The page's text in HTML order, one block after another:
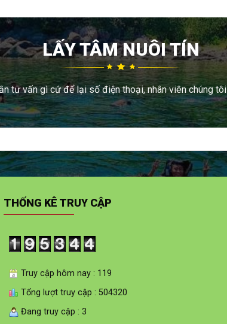
LẤY TÂM NUÔI TÍN
tư vấn gì cứ để lại số điện thoại, nhân viên chúng
THỐNG KÊ TRUY CẬP
Truy cập hôm nay : 119
Tổng lượt truy cập : 504320
Đang truy cập : 3